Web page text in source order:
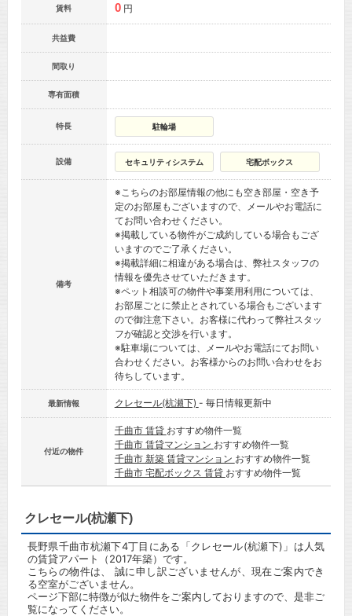
賃料 0 円
共益費
間取り
専有面積
特長 駐輪場
設備 セキュリティシステム 宅配ボックス
備考
※こちらのお部屋情報の他にも空き部屋・空き予
定のお部屋もございますので、メールやお電話に
てお問い合わせください。
※掲載している物件がご成約している場合もござ
いますのでご了承ください。
※掲載詳細に相違がある場合は、弊社スタッフの
情報を優先させていただきます。
※ペット相談可の物件や事業用利用については、
お部屋ごとに禁止とされている場合もございます
ので御注意下さい。お客様に代わって弊社スタッ
フが確認と交渉を行います。
※駐車場については、メールやお電話にてお問い
合わせください。お客様からのお問い合わせをお
待ちしています。
最新情報 クレセール(杭瀬下) - 毎日情報更新中
付近の物件
千曲市 賃貸 おすすめ物件一覧
千曲市 賃貸マンション おすすめ物件一覧
千曲市 新築 賃貸マンション おすすめ物件一覧
千曲市 宅配ボックス 賃貸 おすすめ物件一覧
クレセール(杭瀬下)
長野県千曲市杭瀬下4丁目にある「クレセール(杭瀬下)」は人気
の賃貸アパート（2017年築）です。
こちらの物件は、 誠に申し訳ございませんが、現在ご案内でき
る空室がございません。
ページ下部に特徴が似た物件をご案内しておりますので、是非ご
覧になってください。